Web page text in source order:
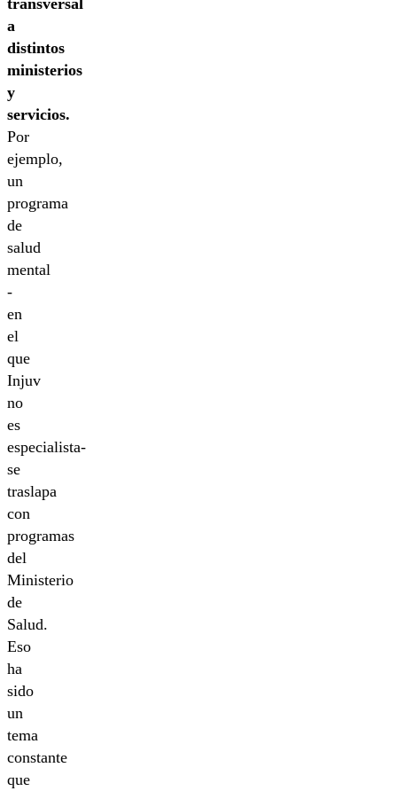
a
distintos
ministerios
y
servicios.
Por
ejemplo,
un
programa
de
salud
mental
-
en
el
que
Injuv
no
es
especialista-
se
traslapa
con
programas
del
Ministerio
de
Salud.
Eso
ha
sido
un
tema
constante
que